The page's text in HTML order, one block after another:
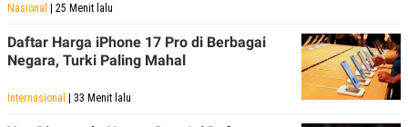
Nasional | 25 Menit lalu
Daftar Harga iPhone 17 Pro di Berbagai
Negara, Turki Paling Mahal
Internasional | 33 Menit lalu